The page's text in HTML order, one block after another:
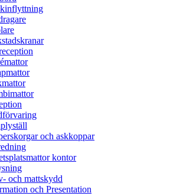
och askkoppar
kontor
och mattskydd
och Presentation